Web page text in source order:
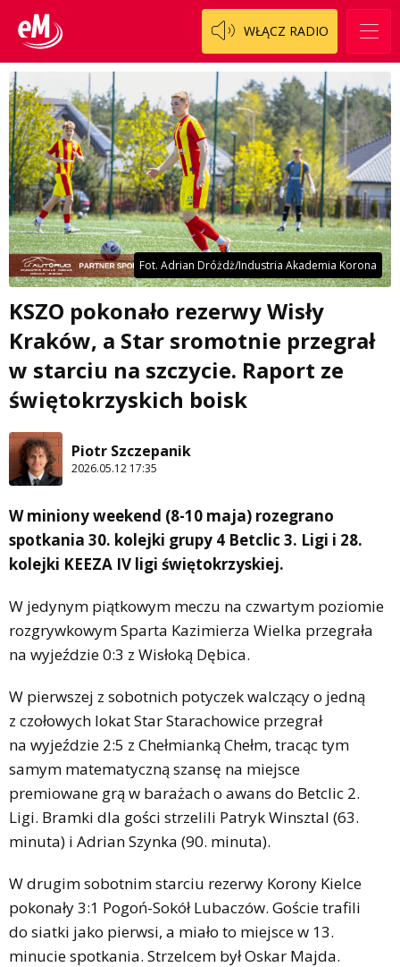
WŁĄCZ RADIO
Fot. Adrian Dróżdż/Industria Akademia Korona
KSZO pokonało rezerwy Wisły
Kraków, a Star sromotnie przegrał
w starciu na szczycie. Raport ze
świętokrzyskich boisk
Piotr Szczepanik
2026.05.12 17:35
W miniony weekend (8-10 maja) rozegrano
spotkania 30. kolejki grupy 4 Betclic 3. Ligi i 28.
kolejki KEEZA IV ligi świętokrzyskiej.
W jedynym piątkowym meczu na czwartym poziomie
rozgrywkowym Sparta Kazimierza Wielka przegrała
na wyjeździe 0:3 z Wisłoką Dębica.
W pierwszej z sobotnich potyczek walczący o jedną
z czołowych lokat Star Starachowice przegrał
na wyjeździe 2:5 z Chełmianką Chełm, tracąc tym
samym matematyczną szansę na miejsce
premiowane grą w barażach o awans do Betclic 2.
Ligi. Bramki dla gości strzelili Patryk Winsztal (63.
minuta) i Adrian Szynka (90. minuta).
W drugim sobotnim starciu rezerwy Korony Kielce
pokonały 3:1 Pogoń-Sokół Lubaczów. Goście trafili
do siatki jako pierwsi, a miało to miejsce w 13.
minucie spotkania. Strzelcem był Oskar Majda.